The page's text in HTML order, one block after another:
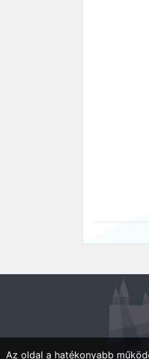
Az oldal a hatékonyabb